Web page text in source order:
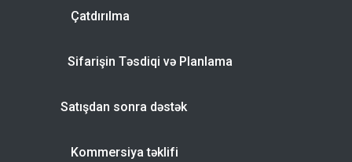
Çatdırılma
Sifarişin Təsdiqi və Planlama
Satışdan sonra dəstək
Kommersiya təklifi